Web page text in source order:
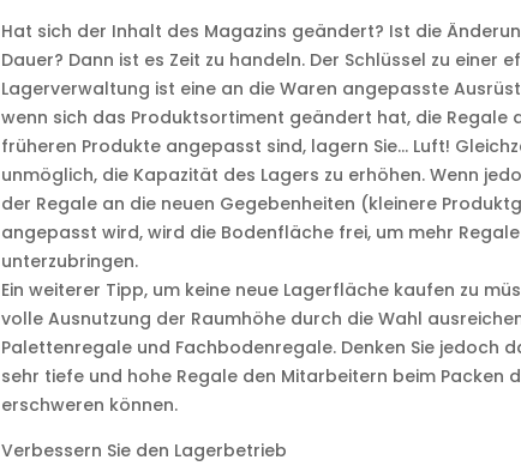
Hat sich der Inhalt des Magazins geändert? Ist die
Dauer? Dann ist es Zeit zu handeln. Der Schlüssel zu einer
Lagerverwaltung ist eine an die Waren angepasste
wenn sich das Produktsortiment geändert hat, die Regale
früheren Produkte angepasst sind, lagern Sie… Luft!
unmöglich, die Kapazität des Lagers zu erhöhen. Wenn
der Regale an die neuen Gegebenheiten (kleinere
angepasst wird, wird die Bodenfläche frei, um mehr Regale
unterzubringen.
Ein weiterer Tipp, um keine neue Lagerfläche kaufen zu
volle Ausnutzung der Raumhöhe durch die Wahl
Palettenregale und Fachbodenregale. Denken Sie jedoch
sehr tiefe und hohe Regale den Mitarbeitern beim Packen
erschweren können.
Verbessern Sie den Lagerbetrieb